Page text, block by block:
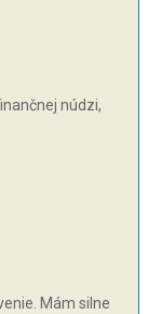
núdzi,
Mám silne